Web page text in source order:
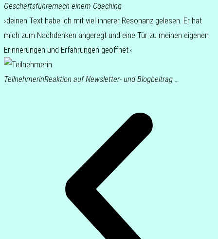
Geschäfts­füh­rernach einem Coaching
›deinen Text habe ich mit viel inne­rer Reso­nanz gele­sen. Er hat
mich zum Nach­den­ken ange­regt und eine Tür zu meinen eige­nen
Erin­ne­run­gen und Erfah­run­gen geöffnet.‹
Teil­neh­me­rinReak­ti­on auf News­let­ter- und Blogbeitrag …